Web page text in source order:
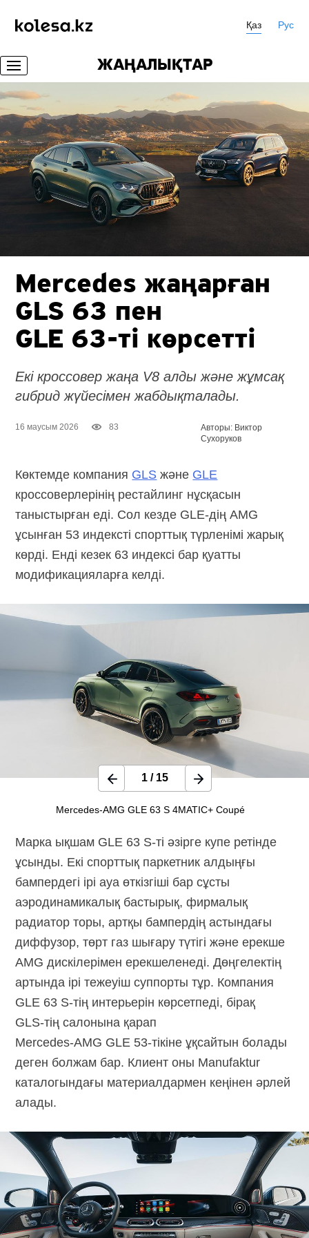
Қаз Рус
ЖАҢАЛЫҚТАР
Mercedes жаңарған
GLS 63 пен
GLE 63-ті көрсетті
Екі кроссовер жаңа V8 алды және жұмсақ
гибрид жүйесімен жабдықталады.
16 маусым 2026 83
Авторы: Виктор
Сухоруков
Көктемде компания GLS және GLE
кроссоверлерінің рестайлинг нұсқасын
таныстырған еді. Сол кезде GLE-дің AMG
ұсынған 53 индексті спорттық түрленімі жарық
көрді. Енді кезек 63 индексі бар қуатты
модификацияларға келді.
Mercedes-AMG GLE 63 S 4MATIC+ Coupé
1/ 15
Марка ықшам GLE 63 S-ті әзірге купе ретінде
ұсынды. Екі спорттық паркетник алдыңғы
бампердегі ірі ауа өткізгіші бар сұсты
аэродинамикалық бастырық, фирмалық
радиатор торы, артқы бампердің астындағы
диффузор, төрт газ шығару түтігі және ерекше
AMG дискілерімен ерекшеленеді. Дөңгелектің
артында ірі тежеуіш суппорты тұр. Компания
GLE 63 S-тің интерьерін көрсетпеді, бірақ
GLS-тің салонына қарап
Mercedes-AMG GLE 53-тікіне ұқсайтын болады
деген болжам бар. Клиент оны Manufaktur
каталогындағы материалдармен кеңінен әрлей
алады.